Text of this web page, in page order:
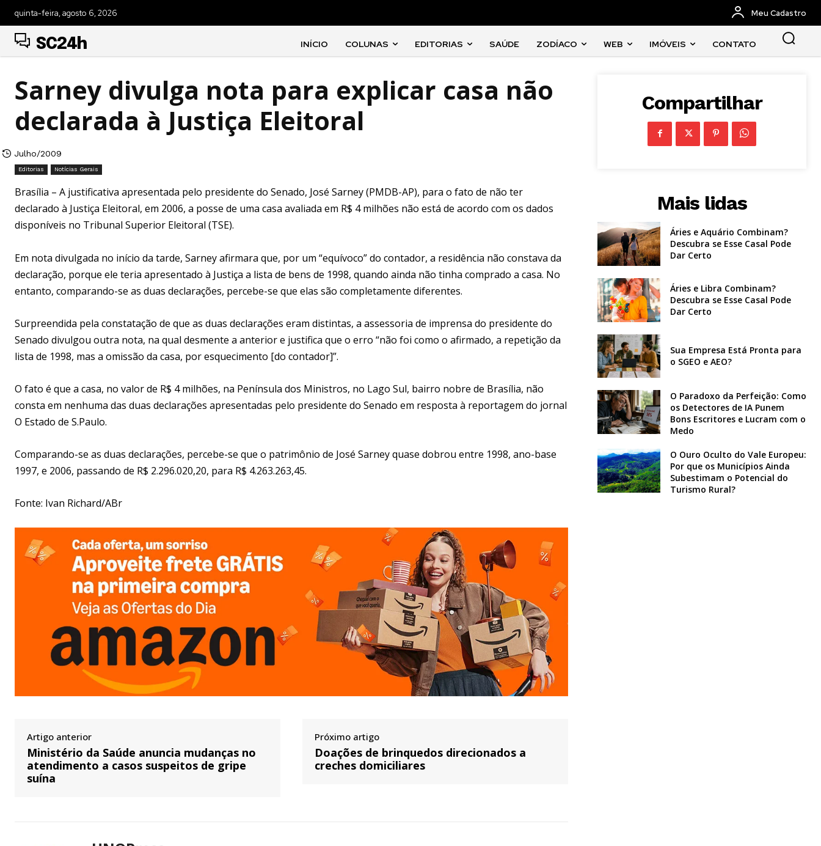
quinta-feira, agosto 6, 2026 Meu Cadastro
SC24h INÍCIO COLUNAS EDITORIAS SAÚDE ZODÍACO WEB IMÓVEIS CONTATO
Sarney divulga nota para explicar casa não
declarada à Justiça Eleitoral
Julho/2009
Editorias Notícias Gerais
Brasília – A justificativa apresentada pelo presidente do Senado, José Sarney (PMDB-AP), para o fato de não ter
declarado à Justiça Eleitoral, em 2006, a posse de uma casa avaliada em R$ 4 milhões não está de acordo com os dados
disponíveis no Tribunal Superior Eleitoral (TSE).
Em nota divulgada no início da tarde, Sarney afirmara que, por um “equívoco” do contador, a residência não constava da
declaração, porque ele teria apresentado à Justiça a lista de bens de 1998, quando ainda não tinha comprado a casa. No
entanto, comparando-se as duas declarações, percebe-se que elas são completamente diferentes.
Surpreendida pela constatação de que as duas declarações eram distintas, a assessoria de imprensa do presidente do
Senado divulgou outra nota, na qual desmente a anterior e justifica que o erro “não foi como o afirmado, a repetição da
lista de 1998, mas a omissão da casa, por esquecimento [do contador]”.
O fato é que a casa, no valor de R$ 4 milhões, na Península dos Ministros, no Lago Sul, bairro nobre de Brasília, não
consta em nenhuma das duas declarações apresentadas pelo presidente do Senado em resposta à reportagem do jornal
O Estado de S.Paulo.
Comparando-se as duas declarações, percebe-se que o patrimônio de José Sarney quase dobrou entre 1998, ano-base
1997, e 2006, passando de R$ 2.296.020,20, para R$ 4.263.263,45.
Fonte: Ivan Richard/ABr
Artigo anterior
Ministério da Saúde anuncia mudanças no
atendimento a casos suspeitos de gripe
suína
Próximo artigo
Doações de brinquedos direcionados a
creches domiciliares
Compartilhar
Mais lidas
Áries e Aquário Combinam?
Descubra se Esse Casal Pode
Dar Certo
Áries e Libra Combinam?
Descubra se Esse Casal Pode
Dar Certo
Sua Empresa Está Pronta para
o SGEO e AEO?
O Paradoxo da Perfeição: Como
os Detectores de IA Punem
Bons Escritores e Lucram com o
Medo
O Ouro Oculto do Vale Europeu:
Por que os Municípios Ainda
Subestimam o Potencial do
Turismo Rural?